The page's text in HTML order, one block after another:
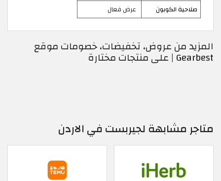
صلاحية الكوبون
عرض فعال
المزيد من عروض، تخفيضات، خصومات موقع
Gearbest | على منتجات مختارة
متاجر مشابهة لجيربست في الاردن